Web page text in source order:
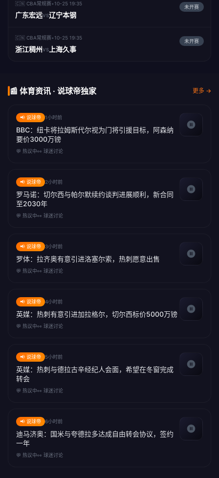
🇨🇳 CBA常规赛•10-25 19:35
广东宏远vs辽宁本钢
未开赛
🇨🇳 CBA常规赛•10-25 19:35
浙江稠州vs 上海久事
未开赛
📰 体育资讯 · 说球帝独家 更多 →
📢 说球帝 1小时前
BBC：纽卡将拉姆斯代尔视为门将引援目标，阿森纳
要价3000万镑
💬 热议中👀 球迷讨论
📢 说球帝 2小时前
罗马诺：切尔西与帕尔默续约谈判进展顺利，新合同
至2030年
💬 热议中👀 球迷讨论
📢 说球帝 3小时前
罗体：拉齐奥有意引进洛塞尔索，热刺愿意出售
💬 热议中👀 球迷讨论
📢 说球帝 4小时前
英媒：热刺有意引进加拉格尔，切尔西标价5000万镑
💬 热议中👀 球迷讨论
📢 说球帝 5小时前
英媒：热刺与德拉古辛经纪人会面，希望在冬窗完成
转会
💬 热议中👀 球迷讨论
📢 说球帝 6小时前
迪马济奥：国米与夸德拉多达成自由转会协议，签约
一年
💬 热议中👀 球迷讨论